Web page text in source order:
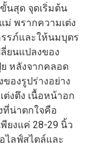
นสุด จุดเริ่มต้น
ม่ พรากความเต่ง
รภ์และให้นมบุตร
ยนแปลงของ
หลังจากคลอด
องรูปร่างอย่าง
งตึง เนื้อหน้าอก
ที่น่าตกใจคือ
ยงแค่ 28-29 นิ้ว
ไลฟ์สไตล์และ